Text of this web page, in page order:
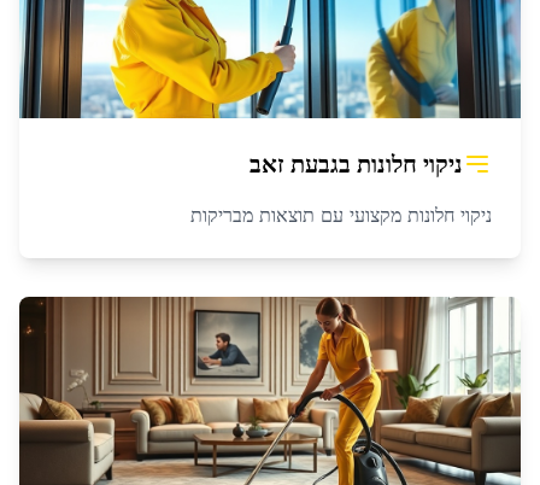
ניקוי חלונות בגבעת זאב
ניקוי חלונות מקצועי עם תוצאות מבריקות